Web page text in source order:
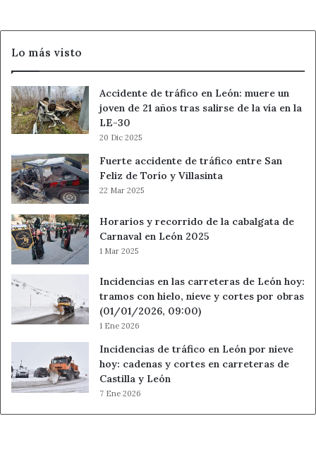
Lo más visto
Accidente de tráfico en León: muere un
joven de 21 años tras salirse de la vía en la
LE-30
20 Dic 2025
Fuerte accidente de tráfico entre San
Feliz de Torío y Villasinta
22 Mar 2025
Horarios y recorrido de la cabalgata de
Carnaval en León 2025
1 Mar 2025
Incidencias en las carreteras de León hoy:
tramos con hielo, nieve y cortes por obras
(01/01/2026, 09:00)
1 Ene 2026
Incidencias de tráfico en León por nieve
hoy: cadenas y cortes en carreteras de
Castilla y León
7 Ene 2026